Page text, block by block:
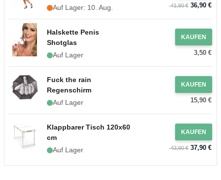
und blau
Auf Lager: 10. Aug. 41,90 €36,90 €
Halskette Penis
Shotglas
Auf Lager
KAUFEN
3,50 €
Fuck the rain
Regenschirm
Auf Lager
KAUFEN
15,90 €
Klappbarer Tisch 120x60
cm
Auf Lager
KAUFEN
43,90 €37,90 €